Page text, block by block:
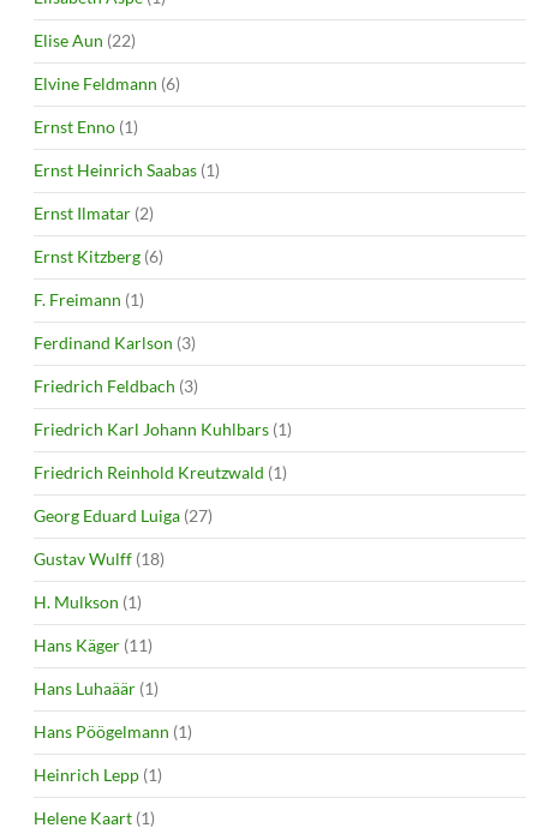
Elise Aun (22)
Elvine Feldmann (6)
Ernst Enno (1)
Ernst Heinrich Saabas (1)
Ernst Ilmatar (2)
Ernst Kitzberg (6)
F. Freimann (1)
Ferdinand Karlson (3)
Friedrich Feldbach (3)
Friedrich Karl Johann Kuhlbars (1)
Friedrich Reinhold Kreutzwald (1)
Georg Eduard Luiga (27)
Gustav Wulff (18)
H. Mulkson (1)
Hans Käger (11)
Hans Luhaäär (1)
Hans Pöögelmann (1)
Heinrich Lepp (1)
Helene Kaart (1)